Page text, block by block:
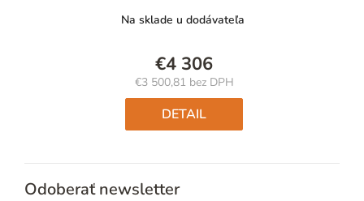
Na sklade u dodávateľa
€4 306
€3 500,81 bez DPH
Jednotková
cena:
DETAIL
Odoberať newsletter